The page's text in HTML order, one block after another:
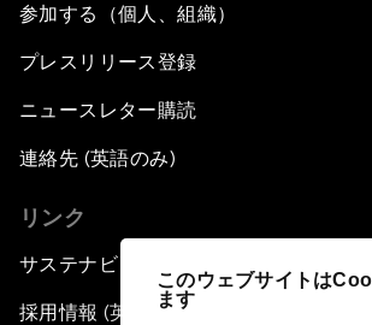
このウェブサイトは
ます
参加する（個人、組織）
プレスリリース登録
ニュースレター購読
連絡先 (英語のみ)
リンク
サステナビリティへの取り組み
採用情報 (英語のみ)